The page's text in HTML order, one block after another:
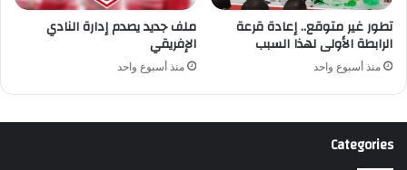
تطور غير متوقع.. إعادة قرعة
الرابطة الأولى لهذا السبب
منذ أسبوع واحد
ملف جديد يصدم إدارة النادي
الإفريقي
منذ أسبوع واحد
Categories